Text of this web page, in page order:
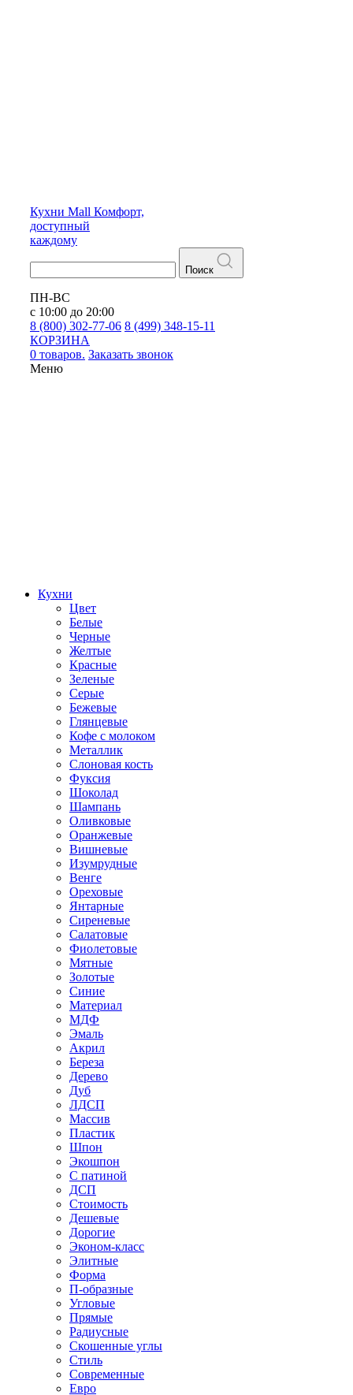
Кухни Mall Комфорт,
доступный
каждому
Поиск
ПН-ВС
с 10:00 до 20:00
8 (800) 302-77-06 8 (499) 348-15-11
КОРЗИНА
0 товаров. Заказать звонок
Меню
Кухни
Цвет
Белые
Черные
Желтые
Красные
Зеленые
Серые
Бежевые
Глянцевые
Кофе с молоком
Металлик
Слоновая кость
Фуксия
Шоколад
Шампань
Оливковые
Оранжевые
Вишневые
Изумрудные
Венге
Ореховые
Янтарные
Сиреневые
Салатовые
Фиолетовые
Мятные
Золотые
Синие
Материал
МДФ
Эмаль
Акрил
Береза
Дерево
Дуб
ЛДСП
Массив
Пластик
Шпон
Экошпон
С патиной
ДСП
Стоимость
Дешевые
Дорогие
Эконом-класс
Элитные
Форма
П-образные
Угловые
Прямые
Радиусные
Скошенные углы
Стиль
Современные
Евро